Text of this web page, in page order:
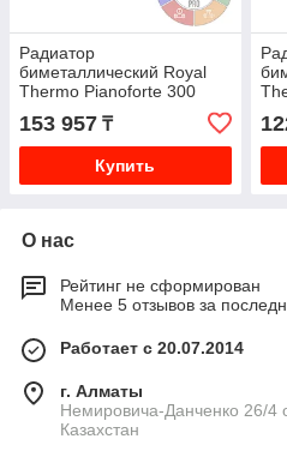
Радиатор
биметаллический Royal
Thermo Pianoforte 300
Noir Sable 16 секций
153 957 ₸
Купить
О нас
Рейтинг не сформирован
Менее 5 отзывов за
Работает с 20.07.2014
г. Алматы
Немировича-Данченко 26/
Казахстан